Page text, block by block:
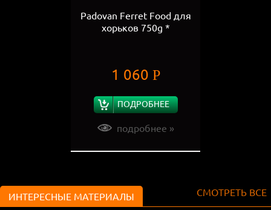
Padovan Ferret Food для
хорьков 750g *
1 060 Р
ПОДРОБНЕЕ
подробнее »
ИНТЕРЕСНЫЕ МАТЕРИАЛЫ СМОТРЕТЬ ВСЕ